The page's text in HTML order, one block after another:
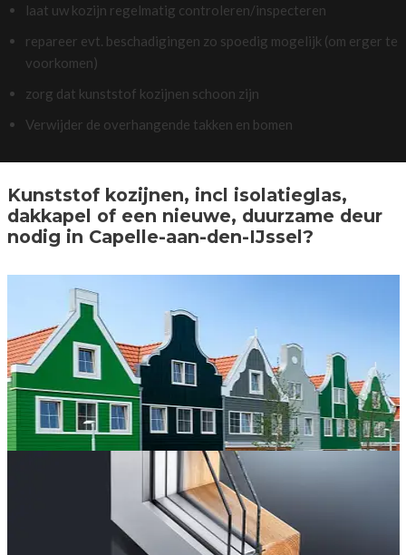
laat uw kozijn regelmatig controleren/inspecteren
repareer evt. beschadigingen zo spoedig mogelijk (om erger te
voorkomen)
zorg dat kunststof kozijnen schoon zijn
Verwijder de overhangende takken en bomen
Kunststof kozijnen, incl isolatieglas,
dakkapel of een nieuwe, duurzame deur
nodig in Capelle-aan-den-IJssel?